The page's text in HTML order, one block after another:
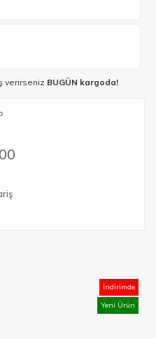
verirseniz BUGÜN kargoda!
İndirimde
Yeni Ürün